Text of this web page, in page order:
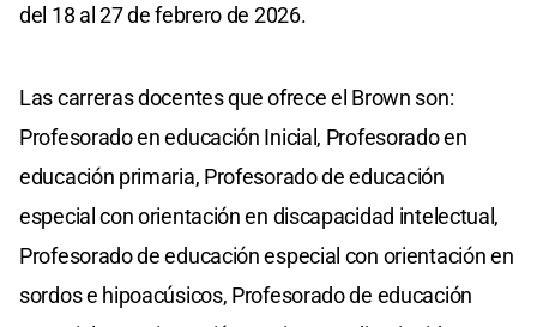
del 18 al 27 de febrero de 2026.
Las carreras docentes que ofrece el Brown son:
Profesorado en educación Inicial, Profesorado en
educación primaria, Profesorado de educación
especial con orientación en discapacidad intelectual,
Profesorado de educación especial con orientación en
sordos e hipoacúsicos, Profesorado de educación